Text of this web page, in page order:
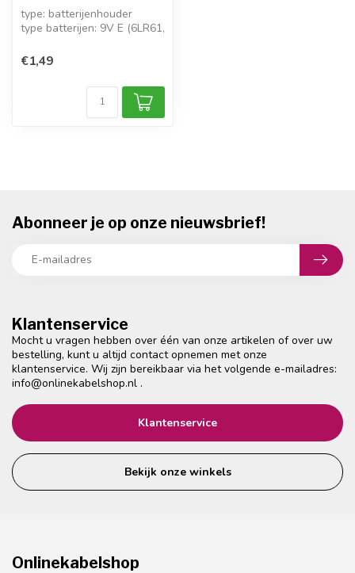
type: batterijenhouder
type batterijen: 9V E (6LR61,
aantal batteri...
€1,49
Klantenservice
Mocht u vragen hebben over één van onze artikelen of over uw
bestelling, kunt u altijd contact opnemen met onze
klantenservice. Wij zijn bereikbaar via het volgende e-mailadres:
info@onlinekabelshop.nl .
Klantenservice
Bekijk onze winkels
Abonneer je op onze nieuwsbrief!
Onlinekabelshop